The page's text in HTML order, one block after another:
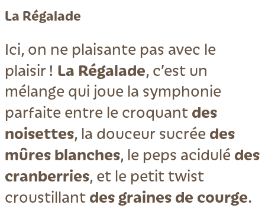
La Régalade
Ici, on ne plaisante pas avec le
plaisir ! La Régalade, c’est un
mélange qui joue la symphonie
parfaite entre le croquant des
noisettes, la douceur sucrée des
mûres blanches, le peps acidulé des
cranberries, et le petit twist
croustillant des graines de courge.